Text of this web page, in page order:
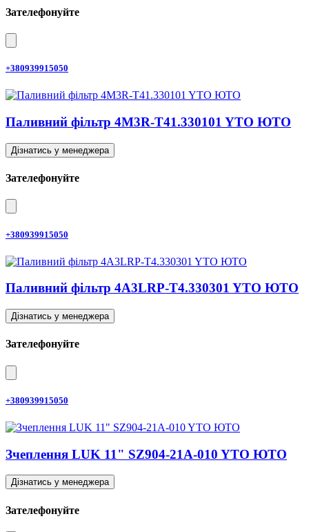
Зателефонуйте
+380939915050
Паливний фільтр 4M3R-T41.330101 YTO ЮТО
Дізнатись у менеджера
Зателефонуйте
+380939915050
Паливний фільтр 4A3LRP-T4.330301 YTO ЮТО
Дізнатись у менеджера
Зателефонуйте
+380939915050
Зчеплення LUK 11" SZ904-21A-010 YTO ЮТО
Дізнатись у менеджера
Зателефонуйте